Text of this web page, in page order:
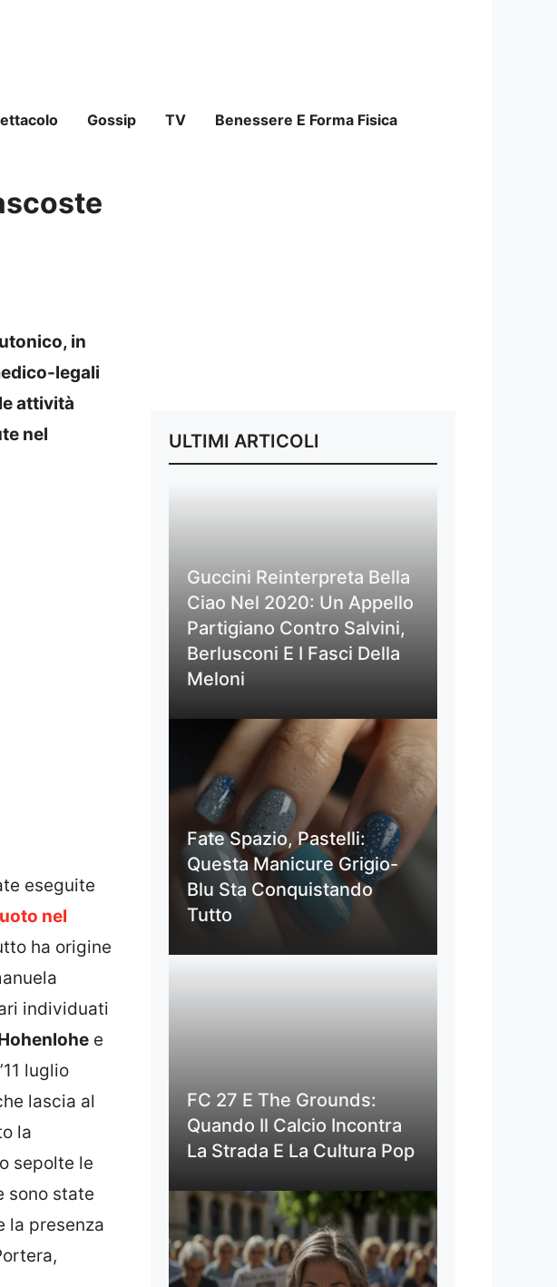
Gossip TV Benessere E Forma Fisica
in
legali
attività
nel
eseguite
nel
ha origine
individuati
e
luglio
lascia al
la
sepolte le
sono state
la presenza
ULTIMI ARTICOLI
Guccini Reinterpreta Bella
Ciao Nel 2020: Un Appello
Partigiano Contro Salvini,
Berlusconi E I Fasci Della
Meloni
Fate Spazio, Pastelli:
Questa Manicure Grigio-
Blu Sta Conquistando
Tutto
FC 27 E The Grounds:
Quando Il Calcio Incontra
La Strada E La Cultura Pop